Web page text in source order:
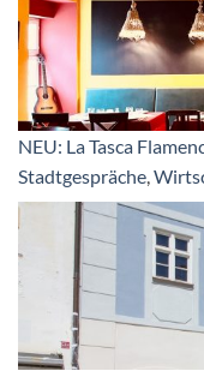
NEU: La Tasca
Stadtgespräche